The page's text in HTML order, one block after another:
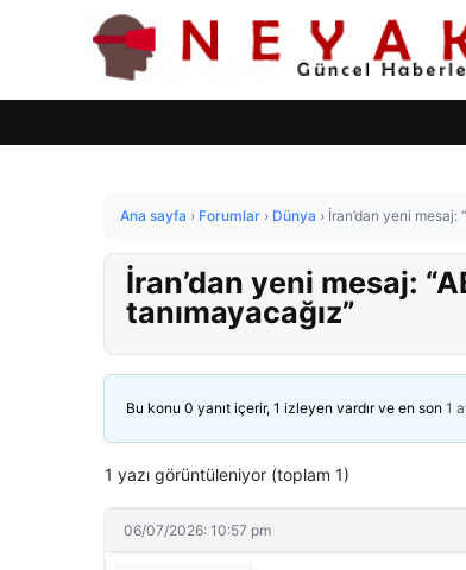
Ana sayfa › Forumlar › Dünya › İran’dan yeni mesaj:
İran’dan yeni mesaj:
tanımayacağız”
Bu konu 0 yanıt içerir, 1 izleyen vardır ve en son 1
1 yazı görüntüleniyor (toplam 1)
06/07/2026: 10:57 pm